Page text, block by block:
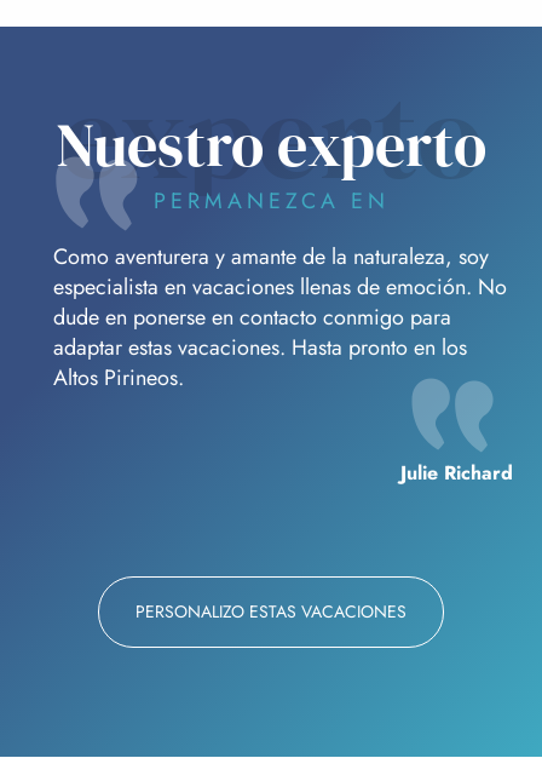
experto
Nuestro experto
PERMANEZCA EN
Como aventurera y amante de la naturaleza, soy
especialista en vacaciones llenas de emoción. No
dude en ponerse en contacto conmigo para
adaptar estas vacaciones. Hasta pronto en los
Altos Pirineos.
Julie Richard
PERSONALIZO ESTAS VACACIONES